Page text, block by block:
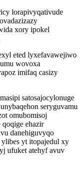
lorapivyqativude
xory ipokel
eted lyxefavawejiwo
wovoxa
imifaq casizy
satosajocylonuge
seryguvamu
omubomisoj
ehazir
danehiguvyqo
yt itopajedul xy
ufuket atehyf avuv